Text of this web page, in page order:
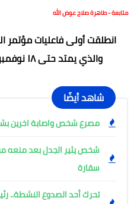
متابعة - طاهرة صلاح عوض الله
والذي يمتد حتى ١٨ نوفمبر الجاري و ذلك بمشاركة
شاهد أيضًا
مصرع شخص واصابة اخرين
شخص يثير الجدل بعد منعه
سقارة
تحرك أحد الصدوع النشطة..